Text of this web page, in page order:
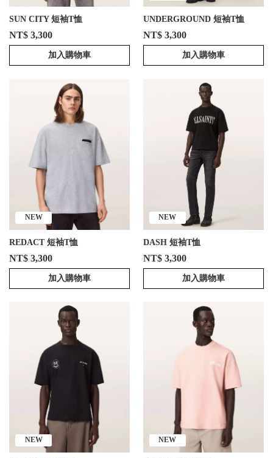
SUN CITY 短袖T恤
NT$ 3,300
加入購物車
UNDERGROUND 短袖T恤
NT$ 3,300
加入購物車
NEW
REDACT 短袖T恤
NT$ 3,300
加入購物車
NEW
DASH 短袖T恤
NT$ 3,300
加入購物車
NEW NEW